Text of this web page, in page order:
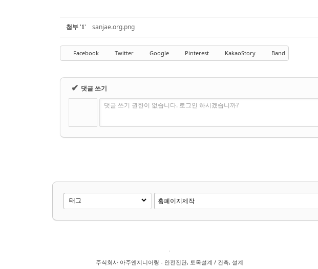
첨부'1' sanjae.org.png
Facebook Twitter Google Pinterest KakaoStory Band
✔ 댓글 쓰기
댓글 쓰기 권한이 없습니다. 로그인 하시겠습니까?
주식회사 아주엔지니어링 - 안전진단, 토목설계 / 건축, 설계